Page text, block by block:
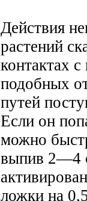
Действия
растений
контактах
подобных
путей
Если он
можно
выпив 2—4
ложки на